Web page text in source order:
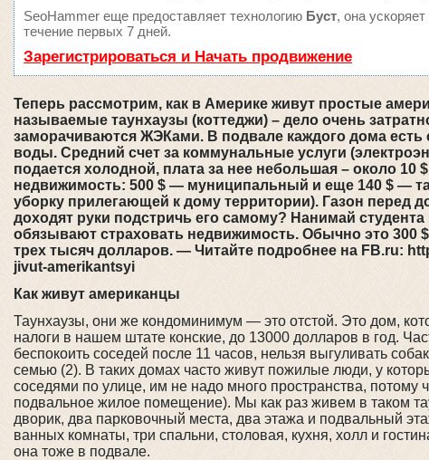
SeoHammer еще предоставляет технологию Буст, она
течение первых 7 дней.
Зарегистрироваться и Начать продвижение
Теперь рассмотрим, как в Америке живут простые
называемые таунхаузы (коттеджи) – дело очень
заморачиваются ЖЭКами. В подвале каждого дома
воды. Средний счет за коммунальные услуги
подается холодной, плата за нее небольшая – около
недвижимость: 500 $ — муниципальный и еще 140 $ —
уборку прилегающей к дому территории). Газон перед
доходят руки подстричь его самому? Нанимай
обязывают страховать недвижимость. Обычно это 300
трех тысяч долларов. — Читайте подробнее на FB.ru:
jivut-amerikantsyi
Как живут американцы
Таунхаузы, они же кондоминимум — это отстой. Это дом,
налоги в нашем штате конские, до 13000 долларов в год.
беспокоить соседей после 11 часов, нельзя выгуливать
семью (2). В таких домах часто живут пожилые люди, у
соседями по улице, им не надо много пространства,
подвальное жилое помещение). Мы как раз живем в таком
дворик, два парковочный места, два этажа и подвальный
ванных комнаты, три спальни, столовая, кухня, холл и
она тоже в подвале.